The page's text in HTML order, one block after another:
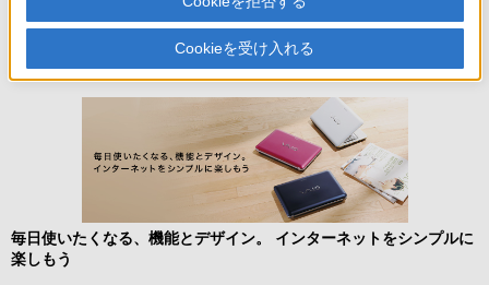
毎日使いたくなる、機能とデザイン。 インターネットをシンプルに
楽しもう
Cookieを受け入れる